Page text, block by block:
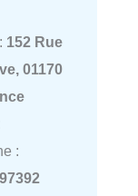
152 Rue
01170
: